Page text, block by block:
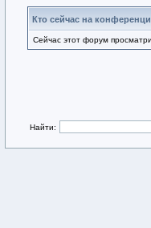
Кто сейчас на
Сейчас этот форум
Найти: